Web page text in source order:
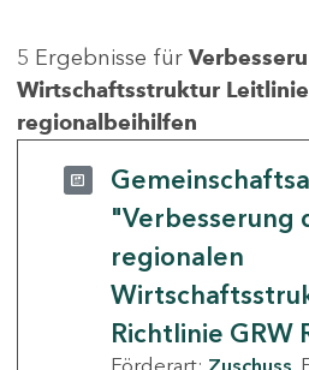
5 Ergebnisse für
Wirtschaftsstruktur
regionalbeihilfen
"Verbesserung
regionalen
Richtlinie GRW